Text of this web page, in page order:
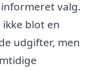
valg.
blot en
udgifter, men